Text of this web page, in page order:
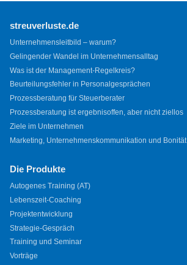
streuverluste.de
Unternehmensleitbild – warum?
Gelingender Wandel im Unternehmensalltag
Was ist der Management-Regelkreis?
Beurteilungsfehler in Personalgesprächen
Prozessberatung für Steuerberater
Prozessberatung ist ergebnisoffen, aber nicht ziellos
Ziele im Unternehmen
Marketing, Unternehmenskommunikation und Bonität
Die Produkte
Autogenes Training (AT)
Lebenszeit-Coaching
Projektentwicklung
Strategie-Gespräch
Training und Seminar
Vorträge